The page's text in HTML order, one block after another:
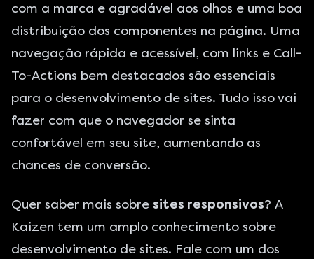
com a marca e agradável aos olhos e uma boa
distribuição dos componentes na página. Uma
navegação rápida e acessível, com links e Call-
To-Actions bem destacados são essenciais
para o desenvolvimento de sites. Tudo isso vai
fazer com que o navegador se sinta
confortável em seu site, aumentando as
chances de conversão.
Quer saber mais sobre sites responsivos? A
Kaizen tem um amplo conhecimento sobre
desenvolvimento de sites. Fale com um dos